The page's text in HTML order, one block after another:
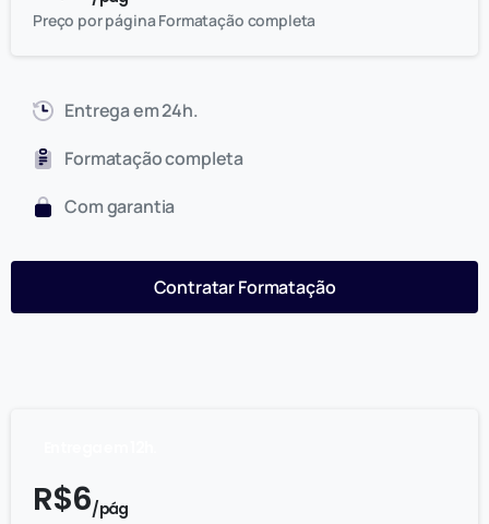
Preço por página Formatação completa
Entrega em 24h.
Formatação completa
Com garantia
Contratar Formatação
R$6/ pág